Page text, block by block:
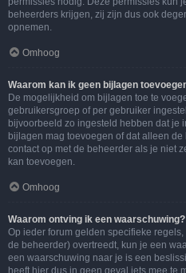
beheerders krijgen, zij zijn dus ook
opnemen.
Omhoog
Waarom kan ik geen bijlagen
De mogelijkheid om bijlagen toe te
gebruikersgroep of per gebruiker
bijvoorbeeld zo ingesteld hebben dat je
bijlagen mag toevoegen of dat alleen
contact op met de beheerder als je niet
kan toevoegen.
Omhoog
Waarom ontving ik een waarschuwing?
Op ieder forum gelden specifieke
de beheerder) overtreedt, kun je een
een waarschuwing naar je is een
heeft hier dus in geen geval iets mee te